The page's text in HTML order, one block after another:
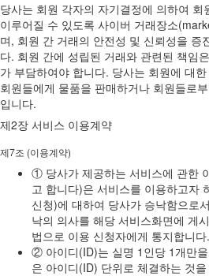
당사는 회원 각자의 자기결정에 의하여
이루어질 수 있도록 사이버 거래장소
며, 회원 간 거래의 안전성 및 신뢰성을 증
다. 회원 간에 성립된 거래와 관련된 책임
가 부담하여야 합니다. 당사는 회원에 대
회원들에게 물품을 판매하거나 회원들로
입니다.
제2장 서비스 이용계약
제7조 (이용계약)
① 당사가 제공하는 서비스에 관한
고 합니다)은 서비스를 이용하고자
신청)에 대하여 당사가 승낙함으로
낙의 의사를 해당 서비스화면에 게
법으로 이용 신청자에게 통지합니다.
② 아이디(ID)는 실명 1인당 1개만
은 아이디(ID) 단위로 체결하는 것